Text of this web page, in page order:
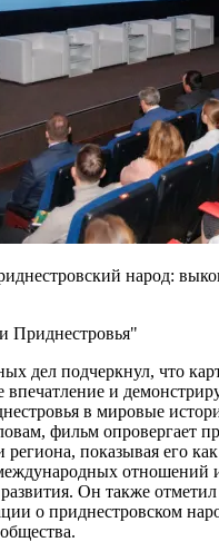
народ:
дел подчеркнул, что
впечатление и
в мировые
фильм опровергает
показывая его как
отношений
Он также
о приднестровском